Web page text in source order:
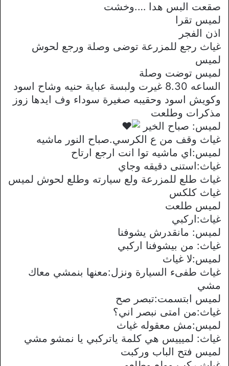
صقعت البس هدا ….وخشت
لميس تقرا
اذن الفجر
غياث رجع للمزرعة توضى وصلة ورجع لحوش
لميس
لميس توضت وصلة
الساعه 8.30 غيرت ولبسة عباية حنيه وشاح اسود
وكويش اسود وحقيبه صغيرة سوداء وف ايدها زوز
مذكرات وطلعت
لميس: صباح الخير
غياث وقف من ع الكرسي.صباح النور ماشيه
لميس:اي ماشيه توا انت ارجع ارتاح
غياث:استنى دقيقه وجاي
غياث طلع للمزرعة ولع سيارته وطلع لحوش لميس
غياث كلكس
لميس طلعت
غياث:اركبي
لميس: مانقدرش يشوفنا
غياث: من بيشوفنا اركبي
لميس:لا غياث
غياث طفىء السيارة ونزل:معنها بنمشي معاك
مشي
لميس ابتسمت:تبصر صح
غياث:من امتى نبصر اني؟
لميس:مش معقوله غياث
غياث: لميييس هي كلمة ياتركبي يا نمشو مشي
لميس فتح الباب وركبت